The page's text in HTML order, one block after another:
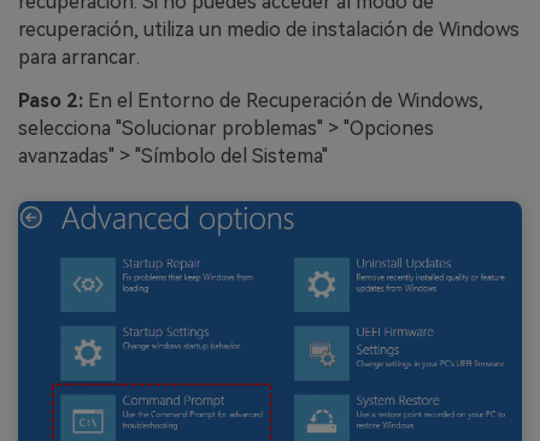
recuperación, utiliza un medio de instalación de Windows
para arrancar󠀲󠀡󠀩󠀣󠀡󠀩󠀣󠀣󠀣󠀠󠀳.
Paso 2: En el Entorno de Recuperación de Windows,
selecciona "Solucionar problemas" > "Opciones
avanzadas" > "Símbolo del Sistema"󠀲󠀡󠀩󠀣󠀡󠀩󠀣󠀣󠀡󠀳